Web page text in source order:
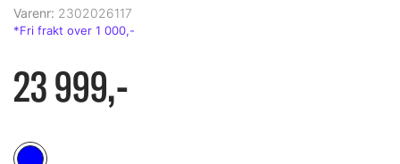
Varenr: 2302026117
23 999,-